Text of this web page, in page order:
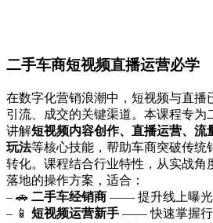
二手车商短视频直播运营必学
在数字化营销浪潮中，短视频与直播
引流、成交的关键渠道。本课程专为
讲解短视频内容创作、直播运营、流
玩法等核心技能，帮助车商突破传统
转化。课程结合行业特性，从实战角
落地的操作方案，适合：
– 🚗 二手车经销商 —— 提升线上曝光
– 📱 短视频运营新手 —— 快速掌握行